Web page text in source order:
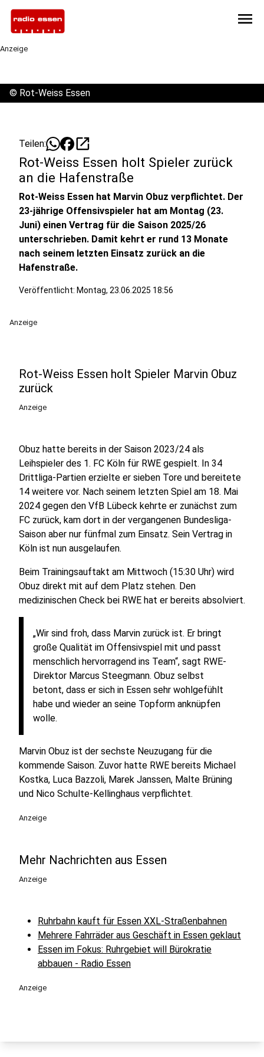
menu
Anzeige
© Rot-Weiss Essen
Teilen: open_in_new
Rot-Weiss Essen holt Spieler zurück
an die Hafenstraße
Rot-Weiss Essen hat Marvin Obuz verpflichtet. Der
23-jährige Offensivspieler hat am Montag (23.
Juni) einen Vertrag für die Saison 2025/26
unterschrieben. Damit kehrt er rund 13 Monate
nach seinem letzten Einsatz zurück an die
Hafenstraße.
Veröffentlicht: Montag, 23.06.2025 18:56
Anzeige
Rot-Weiss Essen holt Spieler Marvin Obuz
zurück
Anzeige
Obuz hatte bereits in der Saison 2023/24 als
Leihspieler des 1. FC Köln für RWE gespielt. In 34
Drittliga-Partien erzielte er sieben Tore und bereitete
14 weitere vor. Nach seinem letzten Spiel am 18. Mai
2024 gegen den VfB Lübeck kehrte er zunächst zum
FC zurück, kam dort in der vergangenen Bundesliga-
Saison aber nur fünfmal zum Einsatz. Sein Vertrag in
Köln ist nun ausgelaufen.
Beim Trainingsauftakt am Mittwoch (15:30 Uhr) wird
Obuz direkt mit auf dem Platz stehen. Den
medizinischen Check bei RWE hat er bereits absolviert.
„Wir sind froh, dass Marvin zurück ist. Er bringt
große Qualität im Offensivspiel mit und passt
menschlich hervorragend ins Team“, sagt RWE-
Direktor Marcus Steegmann. Obuz selbst
betont, dass er sich in Essen sehr wohlgefühlt
habe und wieder an seine Topform anknüpfen
wolle.
Marvin Obuz ist der sechste Neuzugang für die
kommende Saison. Zuvor hatte RWE bereits Michael
Kostka, Luca Bazzoli, Marek Janssen, Malte Brüning
und Nico Schulte-Kellinghaus verpflichtet.
Anzeige
Mehr Nachrichten aus Essen
Anzeige
Ruhrbahn kauft für Essen XXL-Straßenbahnen
Mehrere Fahrräder aus Geschäft in Essen geklaut
Essen im Fokus: Ruhrgebiet will Bürokratie
abbauen - Radio Essen
Anzeige